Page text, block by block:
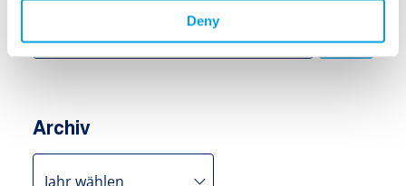
Deny
for:
Archiv